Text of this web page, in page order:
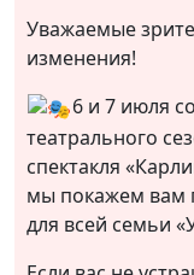
Уважаемые
изменения!
6 и 7 июля
театрального
спектакля
мы покажем вам
для всей семьи